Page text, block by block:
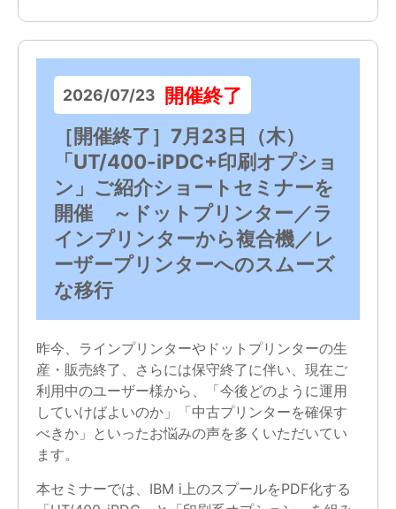
2026/07/23
開催終了
［開催終了］7月23日（木）
「UT/400-iPDC+印刷オプショ
ン」ご紹介ショートセミナーを
開催 ～ドットプリンター／ラ
インプリンターから複合機／レ
ーザープリンターへのスムーズ
な移行
昨今、ラインプリンターやドットプリンターの生
産・販売終了、さらには保守終了に伴い、現在ご
利用中のユーザー様から、「今後どのように運用
していけばよいのか」「中古プリンターを確保す
べきか」といったお悩みの声を多くいただいてい
ます。
本セミナーでは、IBM i上のスプールをPDF化する